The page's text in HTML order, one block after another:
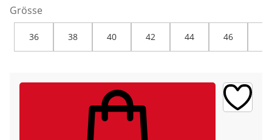
Grösse
36 38 40 42 44 46